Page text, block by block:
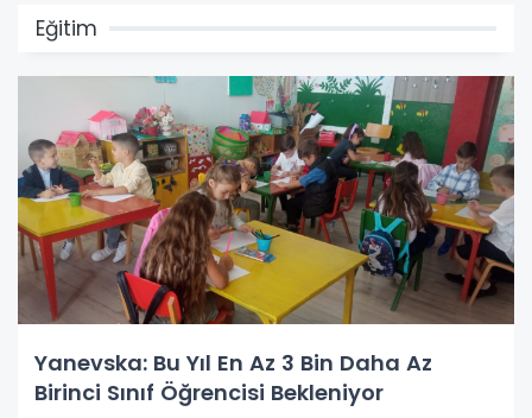
Eğitim
Yanevska: Bu Yıl En Az 3 Bin Daha Az
Birinci Sınıf Öğrencisi Bekleniyor